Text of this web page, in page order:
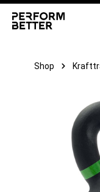
springen
Shop
Bildergalerie